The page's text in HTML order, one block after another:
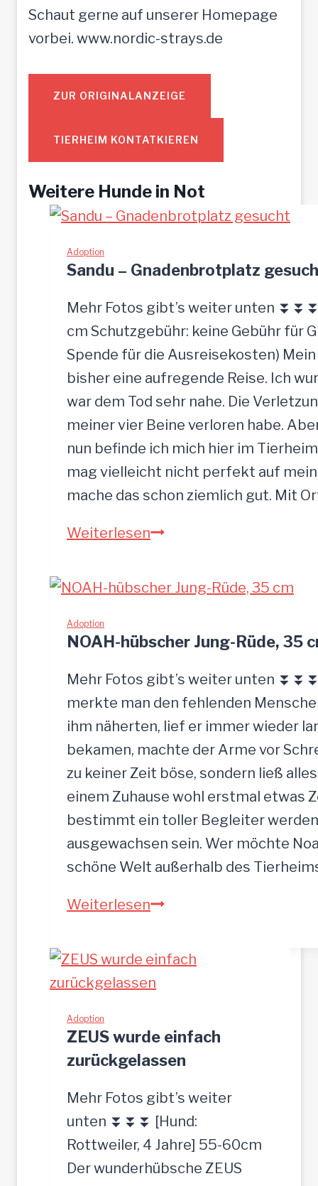
Schaut gerne auf unserer Homepage
vorbei. www.nordic-strays.de
ZUR ORIGINALANZEIGE
TIERHEIM KONTATKIEREN
Weitere Hunde in Not
Adoption
Sandu – Gnadenbrotplatz
Mehr Fotos gibt’s weiter unten
cm Schutzgebühr: keine Gebühr für
Spende für die Ausreisekosten)
bisher eine aufregende Reise. Ich
war dem Tod sehr nahe. Die
meiner vier Beine verloren habe.
nun befinde ich mich hier im
mag vielleicht nicht perfekt auf
mache das schon ziemlich gut. Mit
WeiterlesenS
n
–
G
n
a
d
e
n
b
r
o
p
a
t
e
s
u
c
t
Adoption
NOAH-hübscher Jung-Rüde, 35
Mehr Fotos gibt’s weiter unten
merkte man den fehlenden
ihm näherten, lief er immer wieder
bekamen, machte der Arme vor
zu keiner Zeit böse, sondern ließ
einem Zuhause wohl erstmal etwas
bestimmt ein toller Begleiter
ausgewachsen sein. Wer möchte
schöne Welt außerhalb des
WeiterlesenN
A
ü
b
s
c
e
Adoption
ZEUS wurde einfach
zurückgelassen
Mehr Fotos gibt’s weiter
unten ⏬⏬⏬ [Hund:
Rottweiler, 4 Jahre] 55-60cm
Der wunderhübsche ZEUS